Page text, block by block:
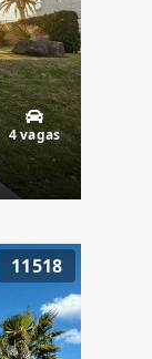
4 vagas
11518